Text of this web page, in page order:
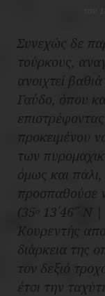
Συνεχώς δε
τούρκους,
ανοιχτεί
Γαύδο, όπου
προκειμένου
των
όμως και
προσπαθούσε
(35 ο 13΄46΄΄ Ν
Κουρεντής
διάρκεια της
τον δεξιό
έτσι την